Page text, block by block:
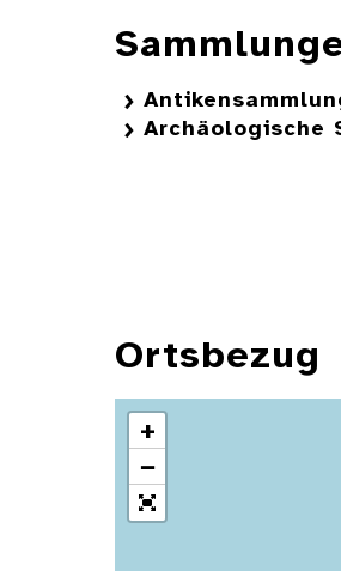
Archäologische
Ortsbezug
+
−